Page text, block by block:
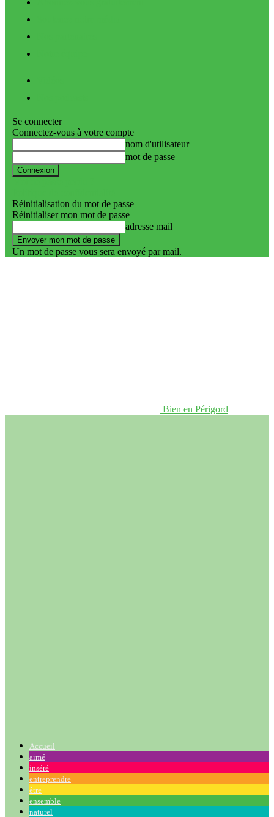
Se connecter
Connectez-vous à votre compte
nom d'utilisateur
mot de passe
Réinitialisation du mot de passe
Réinitialiser mon mot de passe
adresse mail
Un mot de passe vous sera envoyé par mail.
Bien en Périgord
Accueil
aimé
inséré
entreprendre
être
ensemble
naturel